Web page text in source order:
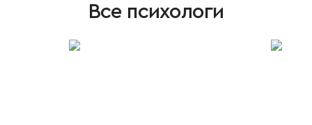
Все психологи